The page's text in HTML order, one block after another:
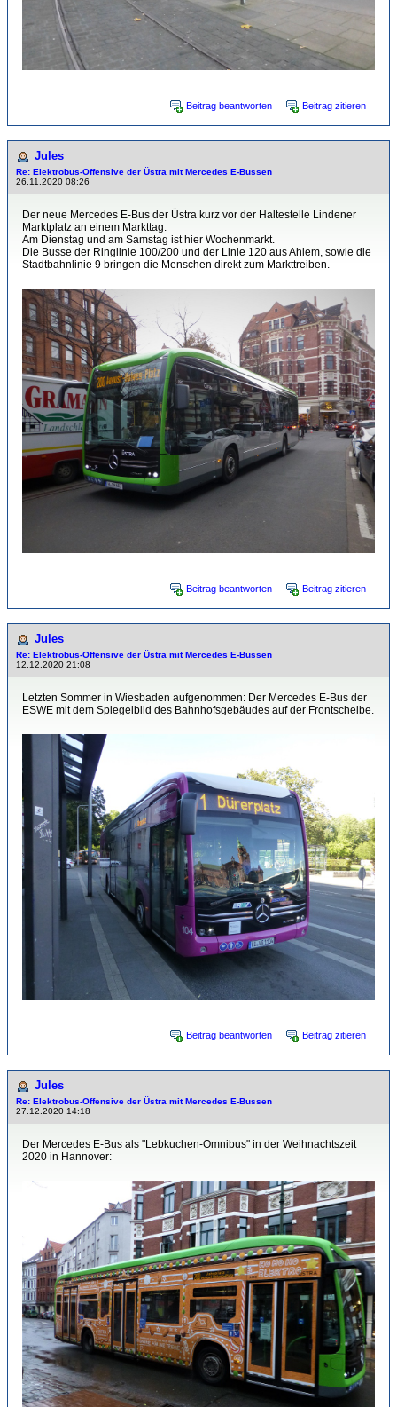
Beitrag beantworten Beitrag zitieren
Jules
Re: Elektrobus-Offensive der Üstra mit Mercedes E-Bussen
26.11.2020 08:26
Der neue Mercedes E-Bus der Üstra kurz vor der Haltestelle Lindener
Marktplatz an einem Markttag.
Am Dienstag und am Samstag ist hier Wochenmarkt.
Die Busse der Ringlinie 100/200 und der Linie 120 aus Ahlem, sowie die
Stadtbahnlinie 9 bringen die Menschen direkt zum Markttreiben.
Beitrag beantworten Beitrag zitieren
Jules
Re: Elektrobus-Offensive der Üstra mit Mercedes E-Bussen
12.12.2020 21:08
Letzten Sommer in Wiesbaden aufgenommen: Der Mercedes E-Bus der
ESWE mit dem Spiegelbild des Bahnhofsgebäudes auf der Frontscheibe.
Beitrag beantworten Beitrag zitieren
Jules
Re: Elektrobus-Offensive der Üstra mit Mercedes E-Bussen
27.12.2020 14:18
Der Mercedes E-Bus als "Lebkuchen-Omnibus" in der Weihnachtszeit
2020 in Hannover: